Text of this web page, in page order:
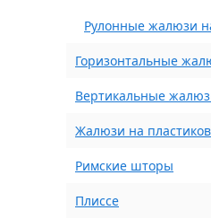
Рулонные жалюзи
Горизонтальные
Вертикальные
Жалюзи на
Римские шторы
Плиссе